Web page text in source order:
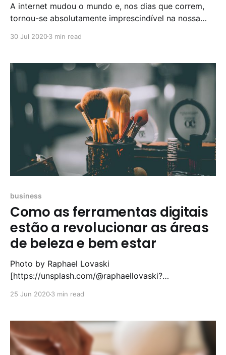
A internet mudou o mundo e, nos dias que correm,
tornou-se absolutamente imprescindível na nossa
pesquisamos tudo o que precisamos no Google. Na
negócios físicos têm que ter uma boa visibilidade
30 Jul 20203 min read
business
Como as ferramentas digitais
estão a revolucionar as áreas
de beleza e bem estar
Photo by Raphael Lovaski
[https://unsplash.com/@raphaellovaski?
utm_source=unsplash&utm_medium=referral&utm_co
ntent=creditCopyText] Temos visto o crescimento
das tendência digitais, redes sociais e o impacto que
25 Jun 20203 min read